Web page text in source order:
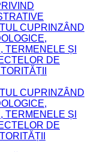
CUPRINZÂND
TERMENELE ȘI
DE
CUPRINZÂND
TERMENELE ȘI
DE